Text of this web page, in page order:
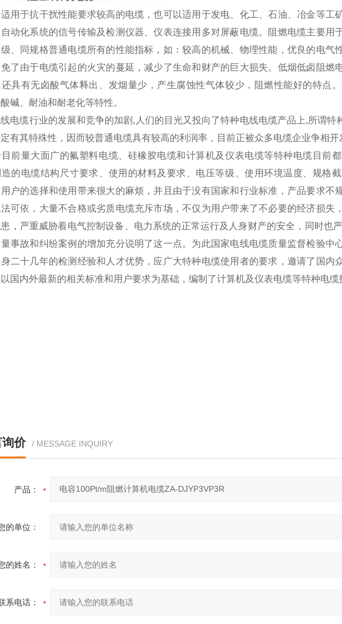
用于抗干扰性能要求较高的电缆，也可以适用于发电、化工、石油、冶金等工
动化系统的信号传输及检测仪器、仪表连接用多对屏蔽电缆。阻燃电缆主要用
、同规格普通电缆所有的性能指标，如：较高的机械、物理性能，优良的电气
了由于电缆引起的火灾的蔓延，减少了生命和财产的巨大损失。低烟低卤阻燃
具有无卤酸气体释出、发烟量少，产生腐蚀性气体较少，阻燃性能好的特点
碱、耐油和耐老化等特性。
电缆行业的发展和竞争的加剧,人们的目光又投向了特种电线电缆产品上,所谓特
有其特殊性，因而较普通电缆具有较高的利润率，目前正被众多电缆企业争相开
前量大面广的氟塑料电缆、硅橡胶电缆和计算机及仪表电缆等特种电缆目前
的电缆结构尺寸要求、使用的材料及要求、电压等级、使用环境温度、规格
户的选择和使用带来很大的麻烦，并且由于没有国家和行业标准，产品要求不
可依，大量不合格或劣质电缆充斥市场，不仅为用户带来了不必要的经济损失
，严重威胁着电气控制设备、电力系统的正常运行及人身财产的安全，同时也
事故和纠纷案例的增加充分说明了这一点。为此国家电线电缆质量监督检验中
二十几年的检测经验和人才优势，应广大特种电缆使用者的要求，邀请了国内
国内外最新的相关标准和用户要求为基础，编制了计算机及仪表电缆等特种电缆
价 / MESSAGE INQUIRY
产品：
的单位：
的姓名：
系电话：